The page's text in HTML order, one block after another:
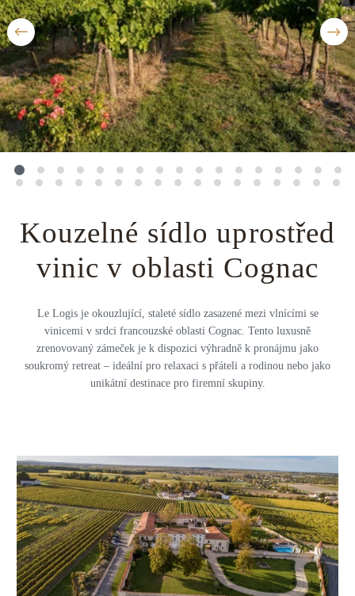
Kouzelné sídlo uprostřed
vinic v oblasti Cognac
Le Logis je okouzlující, staleté sídlo zasazené mezi vlnícími se
vinicemi v srdci francouzské oblasti Cognac. Tento luxusně
zrenovovaný zámeček je k dispozici výhradně k pronájmu jako
soukromý retreat – ideální pro relaxaci s přáteli a rodinou nebo jako
unikátní destinace pro firemní skupiny.
Všechny destinace
Private jet
Golfová dovolená
Dovolená na pláži
Prodloužený víkend
Safari
Všechny zážitky
Uganda
Island
Botswana
Všechny destinace